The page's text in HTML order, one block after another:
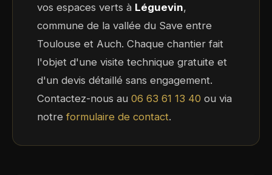
vos espaces verts à Léguevin,
commune de la vallée du Save entre
Toulouse et Auch. Chaque chantier fait
l'objet d'une visite technique gratuite et
d'un devis détaillé sans engagement.
Contactez-nous au 06 63 61 13 40 ou via
notreformulaire de contact.